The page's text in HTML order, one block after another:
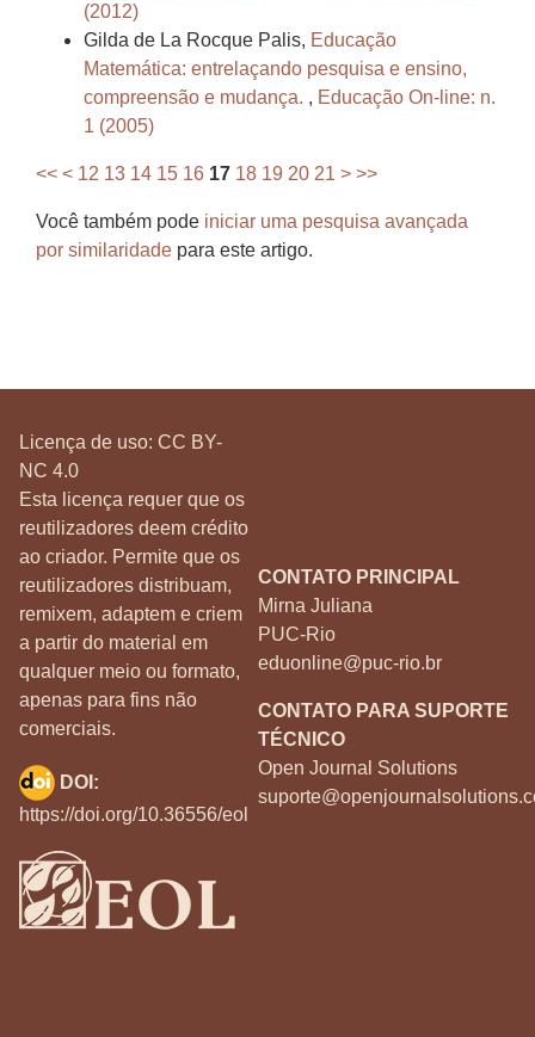
(2012)
Gilda de La Rocque Palis, Educação
Matemática: entrelaçando pesquisa e ensino,
compreensão e mudança. , Educação On-line: n.
1 (2005)
<< < 12 13 14 15 16 17 18 19 20 21 > >>
Você também pode iniciar uma pesquisa avançada
por similaridade para este artigo.
Licença de uso: CC BY-
NC 4.0
Esta licença requer que os
reutilizadores deem crédito
ao criador. Permite que os
reutilizadores distribuam,
remixem, adaptem e criem
a partir do material em
qualquer meio ou formato,
apenas para fins não
comerciais.
CONTATO PRINCIPAL
Mirna Juliana
PUC-Rio
eduonline@puc-rio.br
CONTATO PARA SUPORTE
TÉCNICO
Open Journal Solutions
DOI:
https://doi.org/10.36556/eol